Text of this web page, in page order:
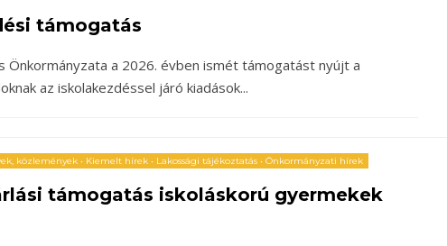
támogatás
Önkormányzata a 2026. évben ismét támogatást nyújt a
az iskolakezdéssel járó kiadások...
közlemények • Kiemelt hírek • Lakossági tájékoztatás • Önkormányzati hírek
támogatás iskoláskorú gyermekek